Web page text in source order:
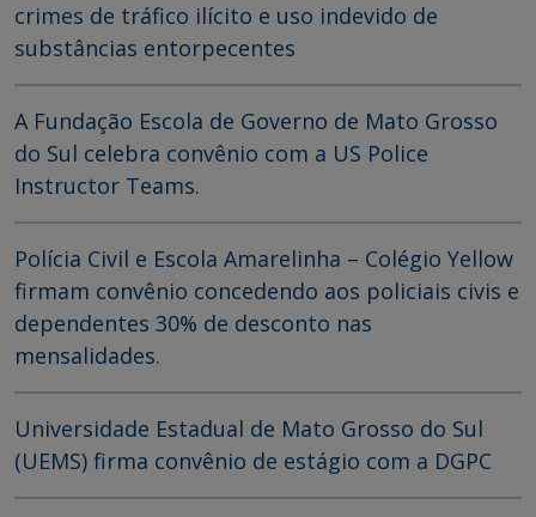
crimes de tráfico ilícito e uso indevido de
substâncias entorpecentes
A Fundação Escola de Governo de Mato Grosso
do Sul celebra convênio com a US Police
Instructor Teams.
Polícia Civil e Escola Amarelinha – Colégio Yellow
firmam convênio concedendo aos policiais civis e
dependentes 30% de desconto nas
mensalidades.
Universidade Estadual de Mato Grosso do Sul
(UEMS) firma convênio de estágio com a DGPC